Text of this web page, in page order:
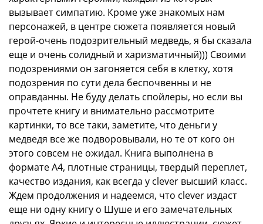
вызывает симпатию. Кроме уже знакомых нам
персонажей, в центре сюжета появляется новый
герой-очень подозрительный медведь, я бы сказала
еще и очень солидный и харизматичный))) Своими
подозрениями он загоняется себя в клетку, хотя
подозрения по сути дела беспочвенны и не
оправданны. Не буду делать спойлеры, но если вы
прочтете книгу и внимательно рассмотрите
картинки, то все таки, заметите, что деньги у
медведя все же подворовывали, но те от кого он
этого совсем не ожидал. Книга выполнена в
формате А4, плотные страницы, твердый переплет,
качество издания, как всегда у clever высший класс.
Ждем продолжения и надеемся, что clever издаст
еще ни одну книгу о Шуше и его замечательных